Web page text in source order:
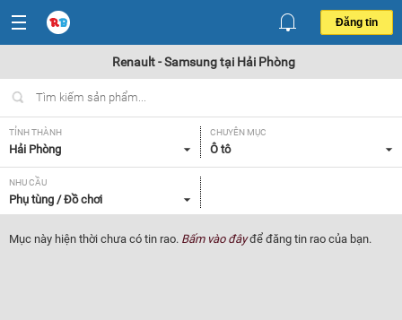
Đăng tin
Renault - Samsung tại Hải Phòng
TỈNH THÀNH
Hải Phòng
CHUYÊN MỤC
Ô tô
NHU CẦU
Phụ tùng / Đồ chơi
Mục này hiện thời chưa có tin rao. Bấm vào đâyđể đăng tin rao của bạn.